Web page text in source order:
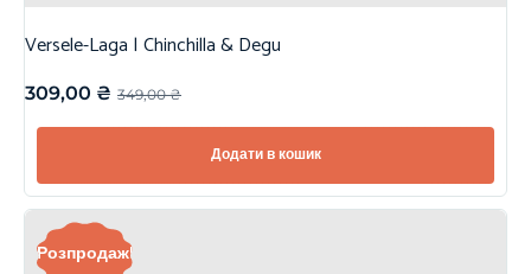
Versele-Laga | Chinchilla & Degu
349,00₴
309,00 ₴
Додати в кошик
Розпродаж!